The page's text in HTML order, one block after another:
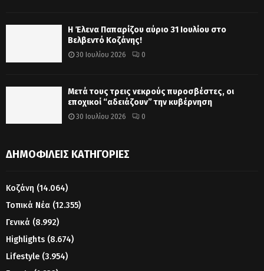
Η Έλενα Παπαρίζου αύριο 31 Ιουλίου στο
Βελβεντό Κοζάνης!
30 Ιουλίου 2026 0
Μετά τους τρεις νεκρούς πυροσβέστες, οι
εποχικοί “αδειάζουν” την κυβέρνηση
30 Ιουλίου 2026 0
ΔΗΜΟΦΙΛΕΊΣ ΚΑΤΗΓΟΡΊΕΣ
Κοζάνη (14.064)
Τοπικά Νέα (12.355)
Γενικά (8.992)
Highlights (8.674)
Lifestyle (3.954)